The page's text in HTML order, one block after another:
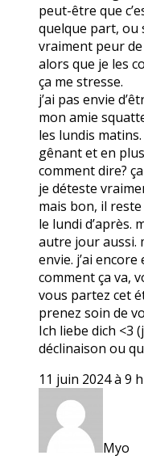
peut-être que
quelque part, ou
vraiment peur
alors que je les
ça me stresse.
j’ai pas envie
mon amie
les lundis matins.
gênant et en
comment dire?
je déteste
mais bon, il
le lundi d’après.
autre jour aussi.
envie. j’ai
comment ça va,
vous partez cet
prenez soin de
Ich liebe dich <3
déclinaison ou
11 juin 2024 à 9
Myo